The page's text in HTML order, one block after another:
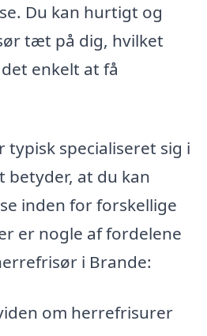
Du kan hurtigt og
tæt på dig, hvilket
enkelt at få
typisk specialiseret sig i
betyder, at du kan
inden for forskellige
er nogle af fordelene
i Brande:
om herrefrisurer